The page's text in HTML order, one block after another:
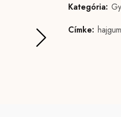
Kategória:
Címke: